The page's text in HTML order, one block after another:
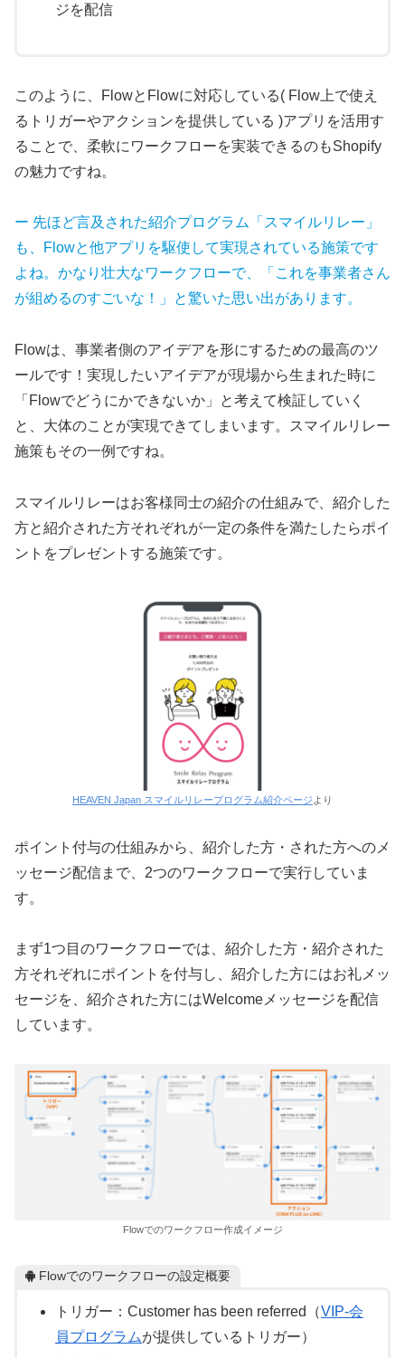
ジを配信
このように、FlowとFlowに対応している( Flow上で使え
るトリガーやアクションを提供している )アプリを活用す
ることで、柔軟にワークフローを実装できるのもShopify
の魅力ですね。
ー 先ほど言及された紹介プログラム「スマイルリレー」
も、Flowと他アプリを駆使して実現されている施策です
よね。かなり壮大なワークフローで、「これを事業者さん
が組めるのすごいな！」と驚いた思い出があります。
Flowは、事業者側のアイデアを形にするための最高のツ
ールです！実現したいアイデアが現場から生まれた時に
「Flowでどうにかできないか」と考えて検証していく
と、大体のことが実現できてしまいます。スマイルリレー
施策もその一例ですね。
スマイルリレーはお客様同士の紹介の仕組みで、紹介した
方と紹介された方それぞれが一定の条件を満たしたらポイ
ントをプレゼントする施策です。
HEAVEN Japan スマイルリレープログラム紹介ページ より
ポイント付与の仕組みから、紹介した方・された方へのメ
ッセージ配信まで、2つのワークフローで実行していま
す。
まず1つ目のワークフローでは、紹介した方・紹介された
方それぞれにポイントを付与し、紹介した方にはお礼メッ
セージを、紹介された方にはWelcomeメッセージを配信
しています。
Flowでのワークフロー作成イメージ
Flowでのワークフローの設定概要
トリガー：Customer has been referred（VIP-会
員プログラムが提供しているトリガー）